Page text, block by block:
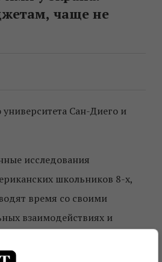
чаще не
Сан-Диего и
исследования
школьников 8-х,
время со своими
взаимодействиях и